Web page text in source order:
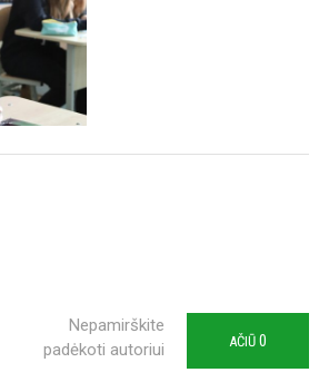
Nepamirškite
padėkoti autoriui
AČIŪ 0